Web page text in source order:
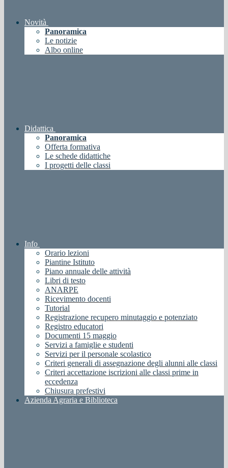
Novità
Panoramica
Le notizie
Albo online
Didattica
Panoramica
Offerta formativa
Le schede didattiche
I progetti delle classi
Info
Orario lezioni
Piantine Istituto
Piano annuale delle attività
Libri di testo
ANARPE
Ricevimento docenti
Tutorial
Registrazione recupero minutaggio e potenziato
Registro educatori
Documenti 15 maggio
Servizi a famiglie e studenti
Servizi per il personale scolastico
Criteri generali di assegnazione degli alunni alle classi
Criteri accettazione iscrizioni alle classi prime in
eccedenza
Chiusura prefestivi
Azienda Agraria e Biblioteca